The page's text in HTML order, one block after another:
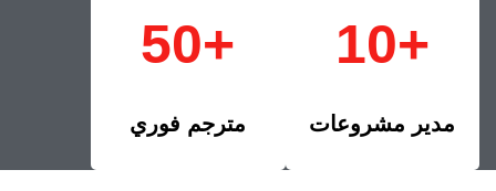
+10
مدير مشروعات
+50
مترجم فوري